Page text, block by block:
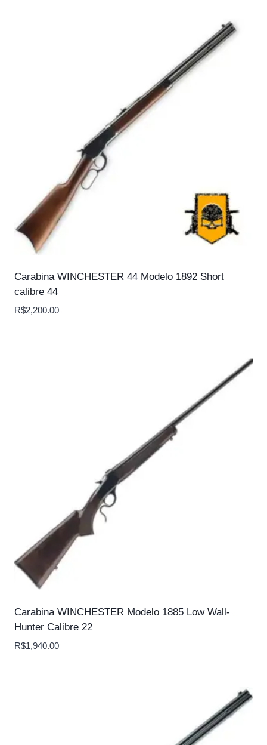
Carabina WINCHESTER 44 Modelo 1892 Short
calibre 44
R$2,200.00
Carabina WINCHESTER Modelo 1885 Low Wall-
Hunter Calibre 22
R$1,940.00